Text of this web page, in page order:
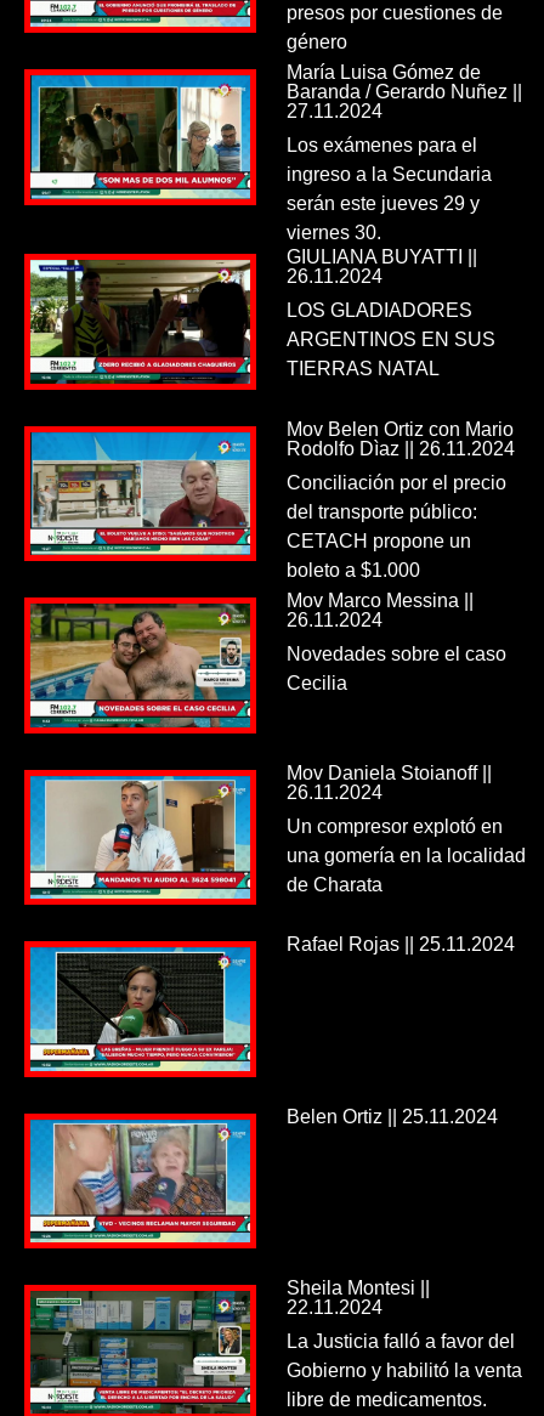
presos por cuestiones de
género
María Luisa Gómez de
Baranda / Gerardo Nuñez ||
27.11.2024
Los exámenes para el
ingreso a la Secundaria
serán este jueves 29 y
viernes 30.
GIULIANA BUYATTI ||
26.11.2024
LOS GLADIADORES
ARGENTINOS EN SUS
TIERRAS NATAL
Mov Belen Ortiz con Mario
Rodolfo Dìaz || 26.11.2024
Conciliación por el precio
del transporte público:
CETACH propone un
boleto a $1.000
Mov Marco Messina ||
26.11.2024
Novedades sobre el caso
Cecilia
Mov Daniela Stoianoff ||
26.11.2024
Un compresor explotó en
una gomería en la localidad
de Charata
Rafael Rojas || 25.11.2024
Belen Ortiz || 25.11.2024
Sheila Montesi ||
22.11.2024
La Justicia falló a favor del
Gobierno y habilitó la venta
libre de medicamentos.